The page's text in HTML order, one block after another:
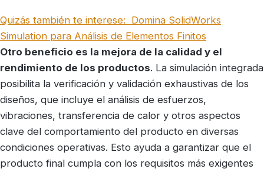
Quizás también te interese: Domina SolidWorks
Simulation para Análisis de Elementos Finitos
Otro beneficio es la mejora de la calidad y el
rendimiento de los productos. La simulación integrada
posibilita la verificación y validación exhaustivas de los
diseños, que incluye el análisis de esfuerzos,
vibraciones, transferencia de calor y otros aspectos
clave del comportamiento del producto en diversas
condiciones operativas. Esto ayuda a garantizar que el
producto final cumpla con los requisitos más exigentes